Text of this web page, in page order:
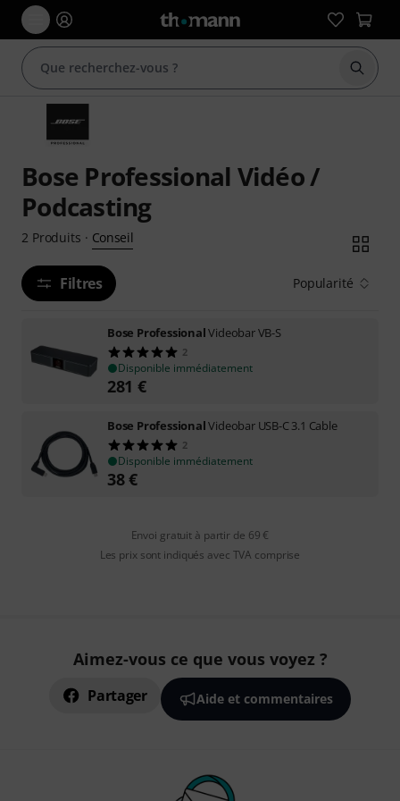
Bose Professional Vidéo /
Podcasting
2 Produits · Conseil
Filtres Popularité
Bose ProfessionalVideobar VB-S
2
Disponible immédiatement
281 €
Bose ProfessionalVideobar USB-C 3.1 Cable
2
Disponible immédiatement
38€
Envoi gratuit à partir de 69 €
Les prix sont indiqués avec TVA comprise
Aimez-vous ce que vous voyez ?
Partager Aide et commentaires